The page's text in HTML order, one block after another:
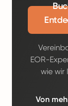
EOR-
wie wir
Von